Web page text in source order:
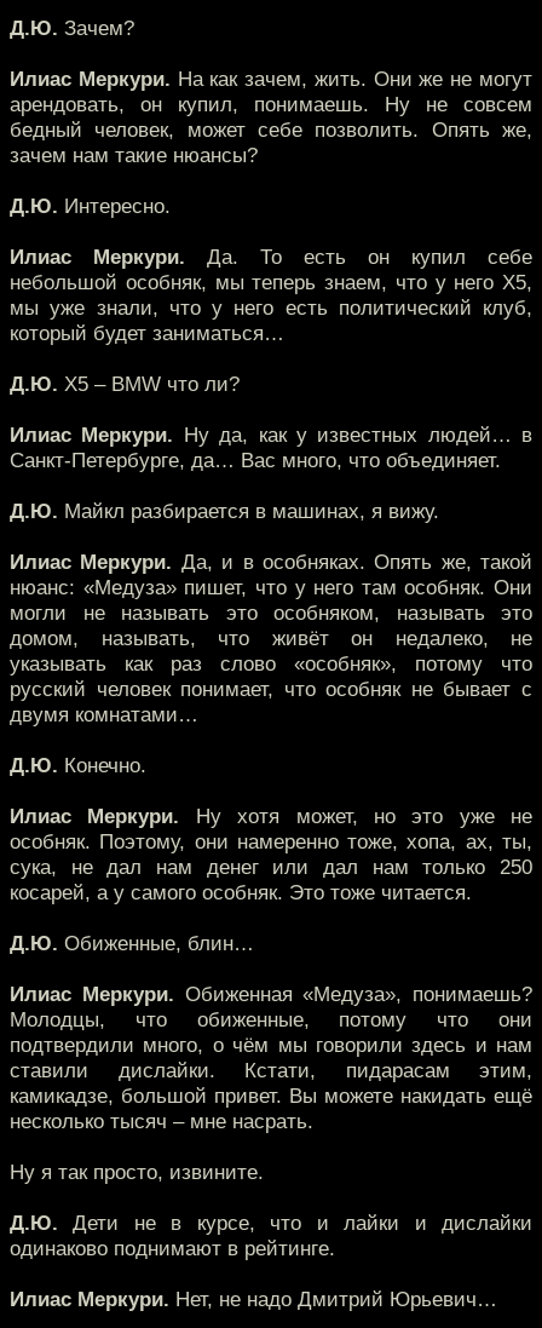
Д.Ю. Зачем?
Илиас Меркури. На как зачем, жить. Они же не могут
арендовать, он купил, понимаешь. Ну не совсем
бедный человек, может себе позволить. Опять же,
зачем нам такие нюансы?
Д.Ю. Интересно.
Илиас Меркури. Да. То есть он купил себе
небольшой особняк, мы теперь знаем, что у него Х5,
мы уже знали, что у него есть политический клуб,
который будет заниматься…
Д.Ю. Х5 – BMW что ли?
Илиас Меркури. Ну да, как у известных людей… в
Санкт-Петербурге, да… Вас много, что объединяет.
Д.Ю. Майкл разбирается в машинах, я вижу.
Илиас Меркури. Да, и в особняках. Опять же, такой
нюанс: «Медуза» пишет, что у него там особняк. Они
могли не называть это особняком, называть это
домом, называть, что живёт он недалеко, не
указывать как раз слово «особняк», потому что
русский человек понимает, что особняк не бывает с
двумя комнатами…
Д.Ю. Конечно.
Илиас Меркури. Ну хотя может, но это уже не
особняк. Поэтому, они намеренно тоже, хопа, ах, ты,
сука, не дал нам денег или дал нам только 250
косарей, а у самого особняк. Это тоже читается.
Д.Ю. Обиженные, блин…
Илиас Меркури. Обиженная «Медуза», понимаешь?
Молодцы, что обиженные, потому что они
подтвердили много, о чём мы говорили здесь и нам
ставили дислайки. Кстати, пидарасам этим,
камикадзе, большой привет. Вы можете накидать ещё
несколько тысяч – мне насрать.
Ну я так просто, извините.
Д.Ю. Дети не в курсе, что и лайки и дислайки
одинаково поднимают в рейтинге.
Илиас Меркури. Нет, не надо Дмитрий Юрьевич…